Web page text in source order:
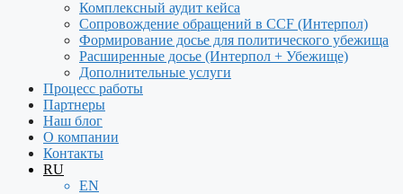
Комплексный аудит кейса
Сопровождение обращений в CCF (Интерпол)
Формирование досье для политического убежища
Расширенные досье (Интерпол + Убежище)
Дополнительные услуги
Процесс работы
Партнеры
Наш блог
О компании
Контакты
RU
EN